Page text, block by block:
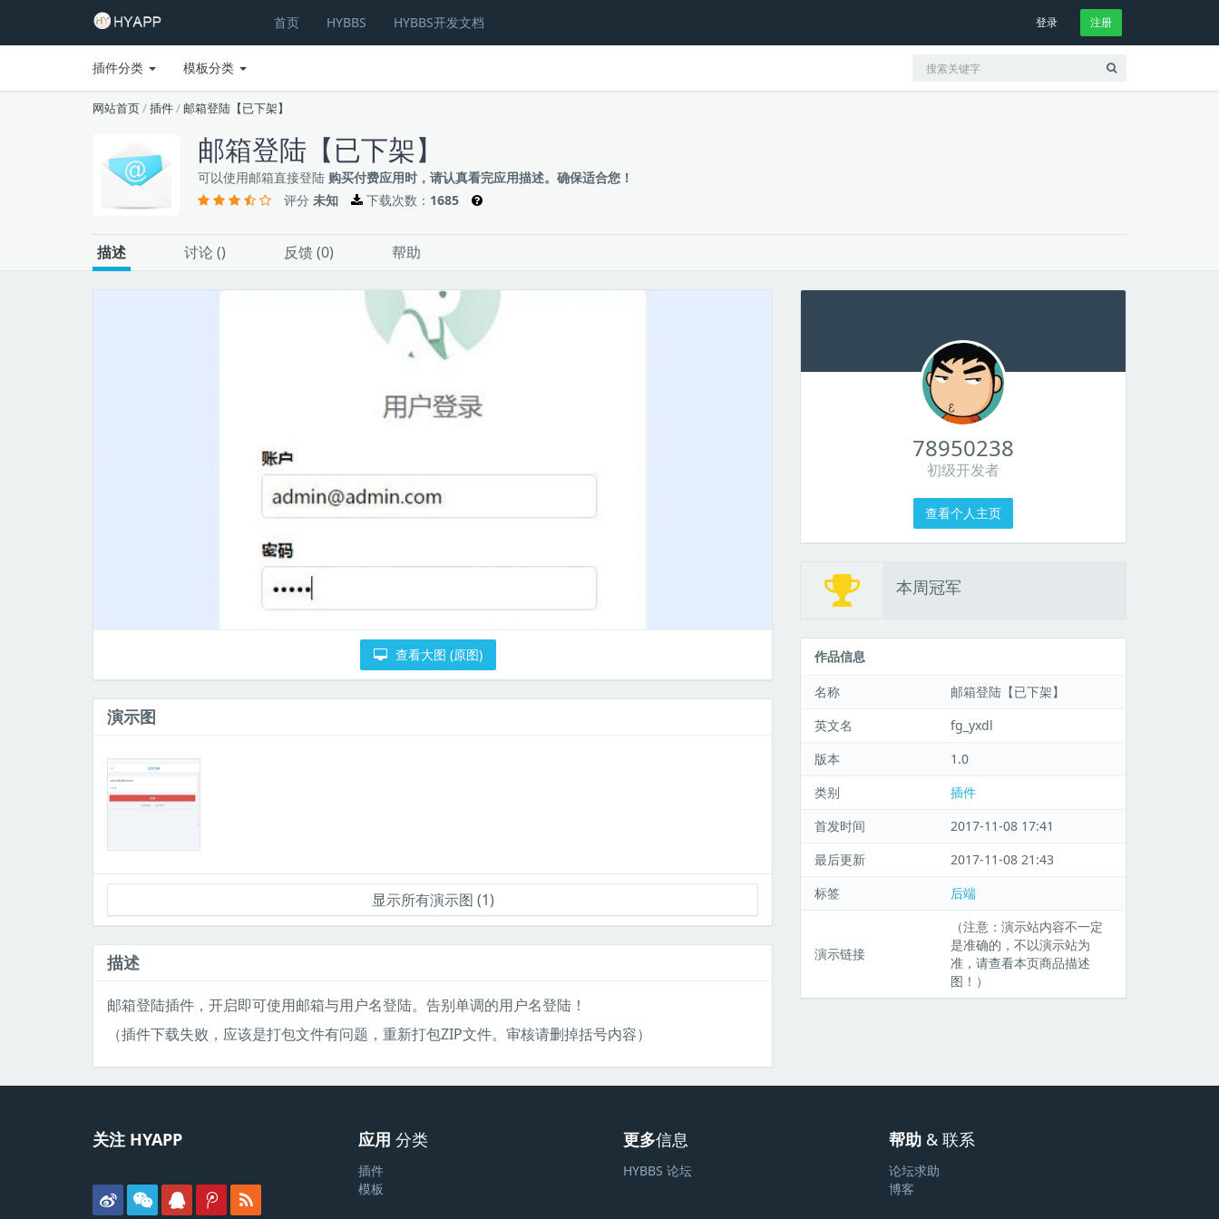
首页 HYBBS HYBBS开发文档 登录 注册
插件分类 模板分类
网站首页/插件/邮箱登陆【已下架】
邮箱登陆【已下架】
可以使用邮箱直接登陆 购买付费应用时，请认真看完应用描述。确保适合您！
评分 未知 下载次数： 1685
描述 讨论 () 反馈 (0) 帮助
查看大图 (原图)
演示图
显示所有演示图 (1)
描述
邮箱登陆插件，开启即可使用邮箱与用户名登陆。告别单调的用户名登陆！
（插件下载失败，应该是打包文件有问题，重新打包ZIP文件。审核请删掉括号内容）
78950238
初级开发者
查看个人主页
本周冠军
作品信息
名称
邮箱登陆【已下架】
英文名
fg_yxdl
版本
1.0
类别
插件
首发时间
2017-11-08 17:41
最后更新
2017-11-08 21:43
标签
后端
演示链接
（注意：演示站内容不一定
是准确的，不以演示站为
准，请查看本页商品描述
图！）
关注 HYAPP 应用 分类
插件
模板
更多信息
HYBBS 论坛
帮助& 联系
论坛求助
博客